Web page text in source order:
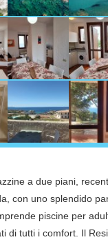
a due piani,
con uno splendido
piscine per
di tutti i comfort. Il